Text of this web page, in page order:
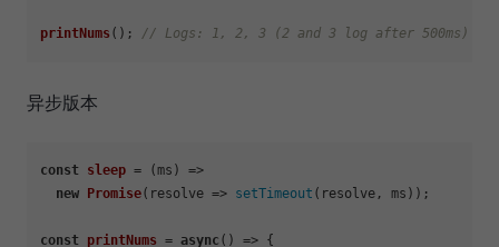
printNums (); // Logs: 1, 2, 3 (2 and 3 log after 500ms)
异步版本
const sleep = (ms ) =>
new Promise( resolve => setTimeout (resolve, ms));
const printNums = async ( ) => {